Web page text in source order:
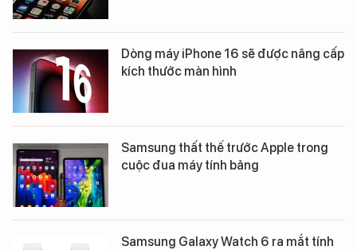
Dòng máy iPhone 16 sẽ được nâng cấp
kích thước màn hình
Samsung thất thế trước Apple trong
cuộc đua máy tính bảng
Samsung Galaxy Watch 6 ra mắt tính